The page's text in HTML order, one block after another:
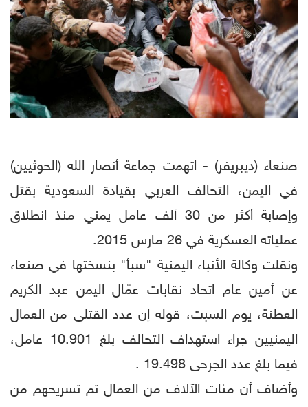
صنعاء (ديبريفر) - اتهمت جماعة أنصار الله (الحوثيين)
في اليمن، التحالف العربي بقيادة السعودية بقتل
وإصابة أكثر من 30 ألف عامل يمني منذ انطلاق
عملياته العسكرية في 26 مارس 2015.
ونقلت وكالة الأنباء اليمنية "سبأ" بنسختها في صنعاء
عن أمين عام اتحاد نقابات عمّال اليمن عبد الكريم
العطنة، يوم السبت، قوله إن عدد القتلى من العمال
اليمنيين جراء استهداف التحالف بلغ 10.901 عامل،
فيما بلغ عدد الجرحى 19.498 .
وأضاف أن مئات الآلاف من العمال تم تسريحهم من